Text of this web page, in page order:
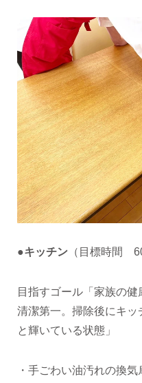
●キッチン（目標時間 60
目指すゴール「家族の健
清潔第一。掃除後にキッ
と輝いている状態」
・手ごわい油汚れの換